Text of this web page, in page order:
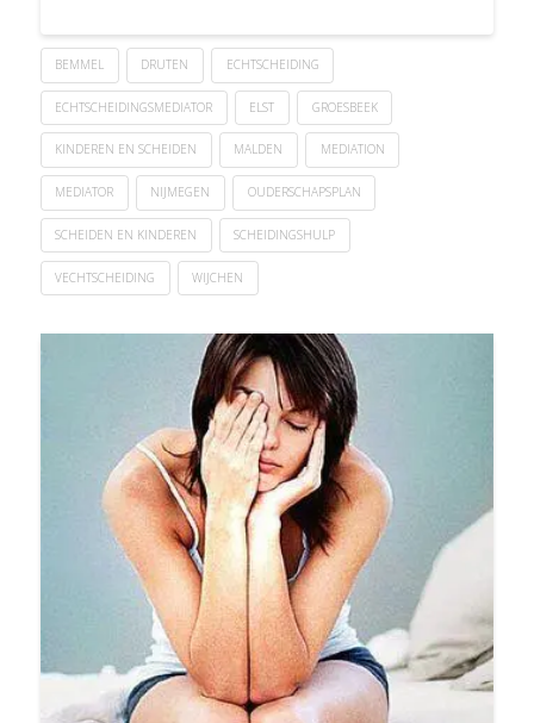
BEMMEL DRUTEN ECHTSCHEIDING
ECHTSCHEIDINGSMEDIATOR ELST GROESBEEK
KINDEREN EN SCHEIDEN MALDEN MEDIATION
MEDIATOR NIJMEGEN OUDERSCHAPSPLAN
SCHEIDEN EN KINDEREN SCHEIDINGSHULP
VECHTSCHEIDING WIJCHEN